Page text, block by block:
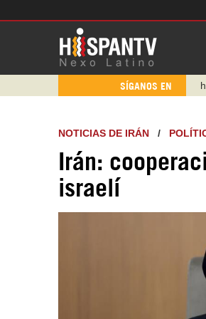
SÍGANOS EN
NOTICIAS DE IRÁN /
Irán:
israelí